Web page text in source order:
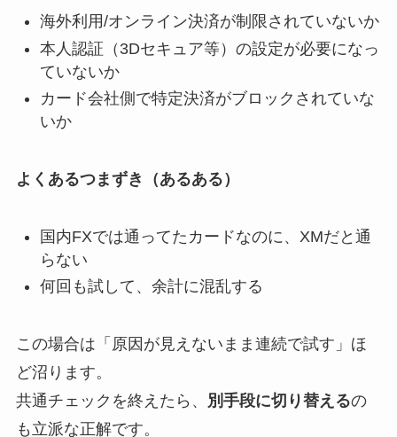
海外利用/オンライン決済が制限されていないか
本人認証（3Dセキュア等）の設定が必要になっ
ていないか
カード会社側で特定決済がブロックされていな
いか
よくあるつまずき（あるある）
国内FXでは通ってたカードなのに、XMだと通
らない
何回も試して、余計に混乱する
この場合は「原因が見えないまま連続で試す」ほ
ど沼ります。
共通チェックを終えたら、
別手段に切り替えるの
も立派な正解です。